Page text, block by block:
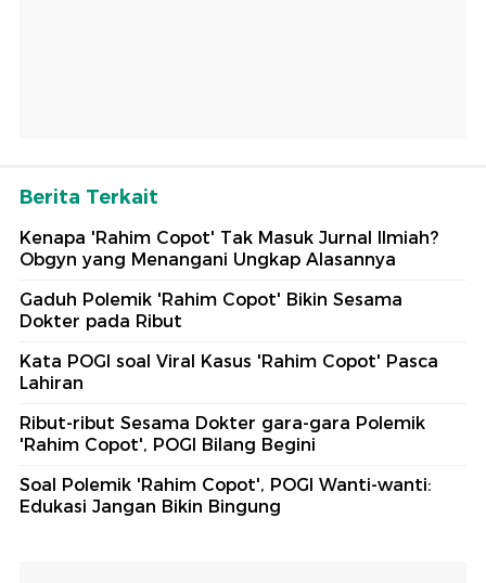
Berita Terkait
Kenapa 'Rahim Copot' Tak Masuk Jurnal Ilmiah?
Obgyn yang Menangani Ungkap Alasannya
Gaduh Polemik 'Rahim Copot' Bikin Sesama
Dokter pada Ribut
Kata POGI soal Viral Kasus 'Rahim Copot' Pasca
Lahiran
Ribut-ribut Sesama Dokter gara-gara Polemik
'Rahim Copot', POGI Bilang Begini
Soal Polemik 'Rahim Copot', POGI Wanti-wanti:
Edukasi Jangan Bikin Bingung